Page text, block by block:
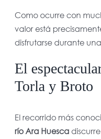
Como ocurre con
valor está
disfrutarse durante
El
Torla y Broto
El recorrido más
río Ara Huesca